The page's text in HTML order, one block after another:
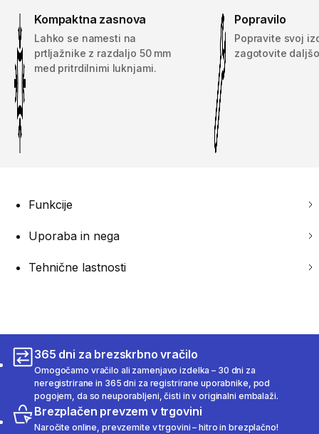
Kompaktna zasnova
Lahko se namesti na
prtljažnike z razdaljo 50 mm
med pritrdilnimi luknjami.
Popravilo
Popravite svoj
zagotovite
Funkcije
Uporaba in nega
Tehnične lastnosti
365 dni za brezskrbno vračilo
Omogočamo vračilo ali zamenjavo izdelka – 30 dni za
neregistrirane in 365 dni za registrirane uporabnike, pod
pogojem, da so neuporabljeni, čisti in v originalni embalaži.
Brezplačen prevzem v trgovini
Naročite online, prevzemite v trgovini – hitro in brezplačno!